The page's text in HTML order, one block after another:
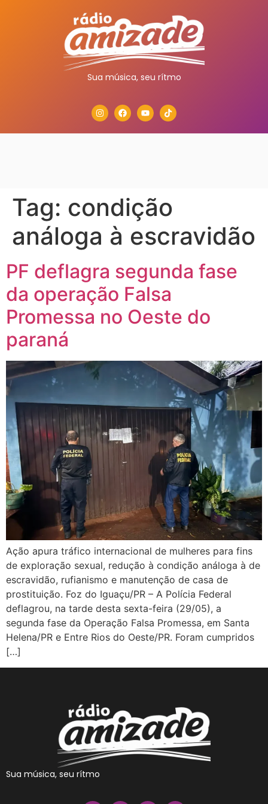
Sua música, seu rítmo
Tag: condição
análoga à escravidão
PF deflagra segunda fase
da operação Falsa
Promessa no Oeste do
paraná
Ação apura tráfico internacional de mulheres para fins
de exploração sexual, redução à condição análoga à de
escravidão, rufianismo e manutenção de casa de
prostituição. Foz do Iguaçu/PR – A Polícia Federal
deflagrou, na tarde desta sexta-feira (29/05), a
segunda fase da Operação Falsa Promessa, em Santa
Helena/PR e Entre Rios do Oeste/PR. Foram cumpridos
[…]
Sua música, seu rítmo